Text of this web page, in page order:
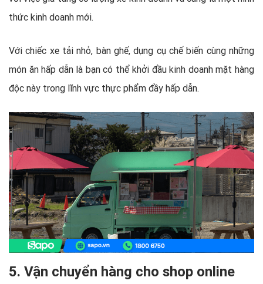
thức kinh doanh mới.
Với chiếc xe tải nhỏ, bàn ghế, dụng cụ chế biến cùng những
món ăn hấp dẫn là bạn có thể khởi đầu kinh doanh mặt hàng
độc này trong lĩnh vực thực phẩm đầy hấp dẫn.
5. Vận chuyển hàng cho shop online